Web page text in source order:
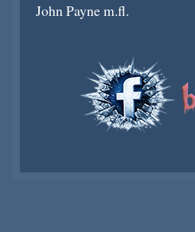
John Payne m.fl.